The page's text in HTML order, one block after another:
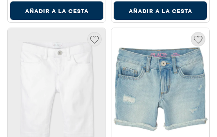
AÑADIR A LA CESTA AÑADIR A LA CESTA